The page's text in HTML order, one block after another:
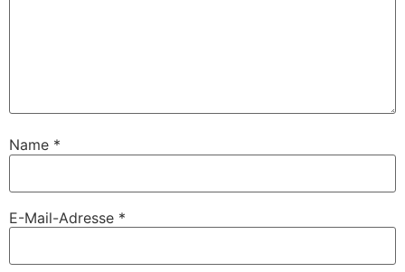
Name *
E-Mail-Adresse *